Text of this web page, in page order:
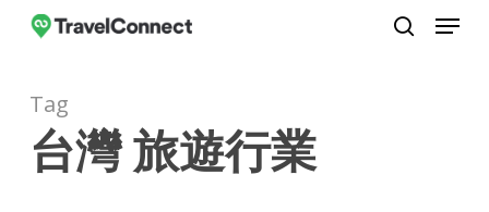
Skip
content
Menu
Tag
台灣 旅遊行業